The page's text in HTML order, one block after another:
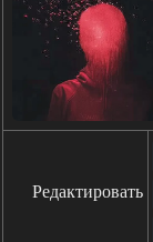
Редактировать